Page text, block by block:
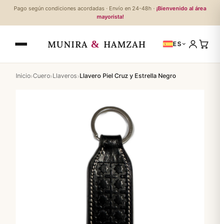
Pago según condiciones acordadas · Envío en 24-48h · ¡Bienvenido al área
mayorista!
MUNIRA & HAMZAH ES
Inicio›Cuero›Llaveros›Llavero Piel Cruz y Estrella Negro